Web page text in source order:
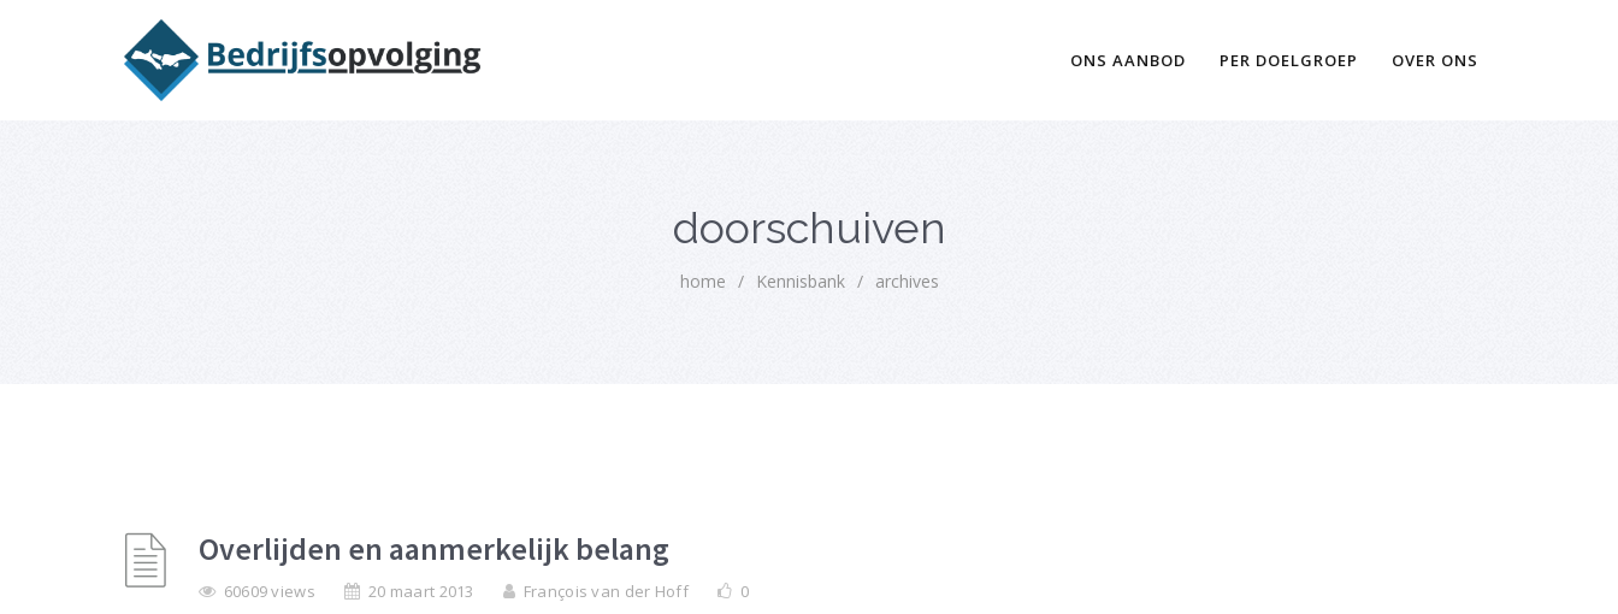
ONS AANBOD PER DOELGROEP OVER ONS
doorschuiven
home / Kennisbank / archives
Overlijden en aanmerkelijk belang
60609 views 20 maart 2013 François van der Hoff 0
Oriëntatiememo bedrijfsopvolging voor fiscaal juridisch advies